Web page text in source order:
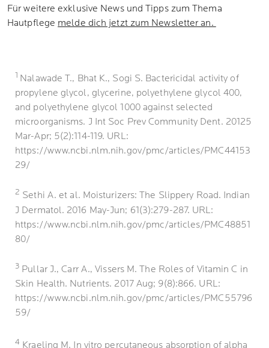
Für weitere exklusive News und Tipps zum Thema
Hautpflege melde dich jetzt zum Newsletter an.
1 Nalawade T., Bhat K., Sogi S. Bactericidal activity of
propylene glycol, glycerine, polyethylene glycol 400,
and polyethylene glycol 1000 against selected
microorganisms. J Int Soc Prev Community Dent. 20125
Mar-Apr; 5(2):114-119. URL:
https://www.ncbi.nlm.nih.gov/pmc/articles/PMC44153
29/
2 Sethi A. et al. Moisturizers: The Slippery Road. Indian
J Dermatol. 2016 May-Jun; 61(3):279-287. URL:
https://www.ncbi.nlm.nih.gov/pmc/articles/PMC48851
80/
3 Pullar J., Carr A., Vissers M. The Roles of Vitamin C in
Skin Health. Nutrients. 2017 Aug; 9(8):866. URL:
https://www.ncbi.nlm.nih.gov/pmc/articles/PMC55796
59/
4 Kraeling M. In vitro percutaneous absorption of alpha